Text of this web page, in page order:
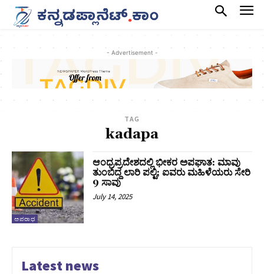
- Advertisement -
TAG
kadapa
ಅಪರಾಧ
ಆಂಧ್ರಪ್ರದೇಶದಲ್ಲಿ ಭೀಕರ ಅಪಘಾತ: ಮಾವು
ತುಂಬಿದ್ದ ಲಾರಿ ಪಲ್ಟಿ; ಐವರು ಮಹಿಳೆಯರು ಸೇರಿ
9 ಸಾವು
July 14, 2025
Latest news